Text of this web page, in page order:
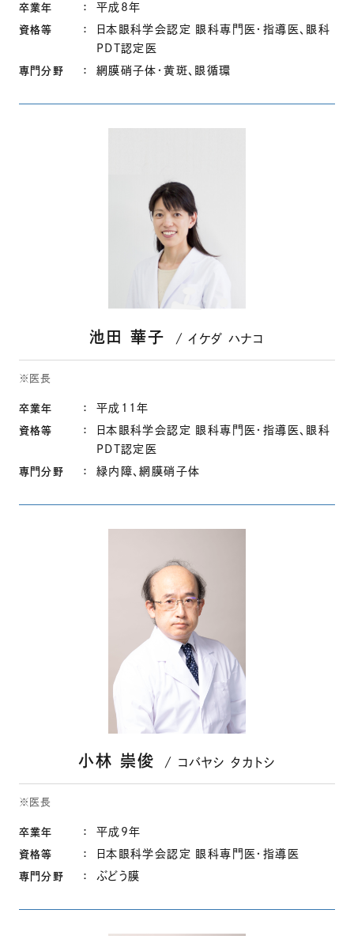
卒業年 平成8年
資格等
日本眼科学会認定 眼科専門医・指導医、眼科
PDT認定医
専門分野 網膜硝子体・黄斑、眼循環
池田 華子 イケダ ハナコ
※医長
卒業年 平成11年
資格等
日本眼科学会認定 眼科専門医・指導医、眼科
PDT認定医
専門分野 緑内障、網膜硝子体
小林 崇俊 コバヤシ タカトシ
※医長
卒業年 平成9年
資格等 日本眼科学会認定 眼科専門医・指導医
専門分野 ぶどう膜